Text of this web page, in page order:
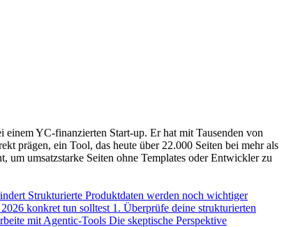
YC-finanzierten Start-up. Er hat mit Tausenden von
prägen, ein Tool, das heute über 22.000 Seiten bei mehr als
umsatzstarke Seiten ohne Templates oder Entwickler zu
Strukturierte Produktdaten werden noch wichtiger
konkret tun solltest 1. Überprüfe deine strukturierten
mit Agentic-Tools Die skeptische Perspektive